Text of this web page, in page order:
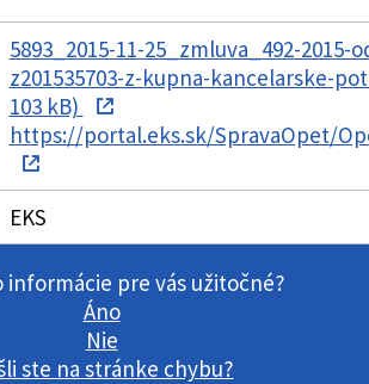
5893_2015-11-25_zmluva_492-2015-
z201535703-z-kupna-kancelarske-
103 kB)
https://portal.eks.sk/SpravaOpet/
EKS
informácie pre vás užitočné?
Áno
Nie
ste na stránke chybu?